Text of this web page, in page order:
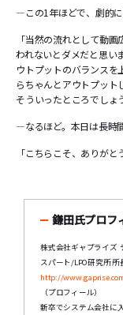
―この1年ほどで、劇的に
「当然の流れとして動
われないとダメだと思い
ウトプットのバランスを
らちゃんとアウトプッ
そういったところでしょ
―なるほど。本日は長時
「こちらこそ、ありがと
鎌田氏プロフ
株式会社ギャプライズ
スパート/LPO研究所
http://
（プロフィール）
新卒でシステム会社に